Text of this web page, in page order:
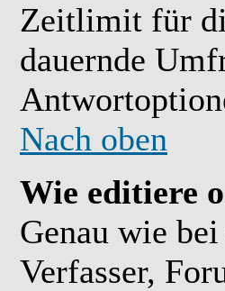
Zeitlimit für
dauernde
Nach oben
Wie editiere
Genau wie
Verfasser,